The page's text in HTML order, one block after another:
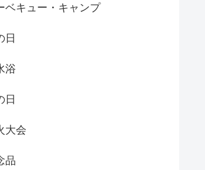
ベキュー・キャンプ
日
浴
日
大会
品